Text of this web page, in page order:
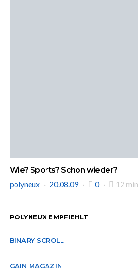
Wie? Sports? Schon wieder?
polyneux
20.08.09 0 12 min
POLYNEUX EMPFIEHLT
BINARY SCROLL
GAIN MAGAZIN